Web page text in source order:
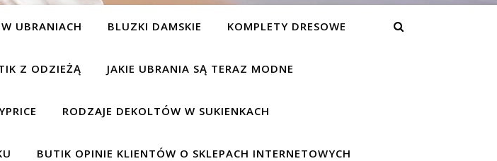
UBRANIACH BLUZKI DAMSKIE KOMPLETY DRESOWE
Z ODZIEŻĄ JAKIE UBRANIA SĄ TERAZ MODNE
RODZAJE DEKOLTÓW W SUKIENKACH
BUTIK OPINIE KLIENTÓW O SKLEPACH INTERNETOWYCH